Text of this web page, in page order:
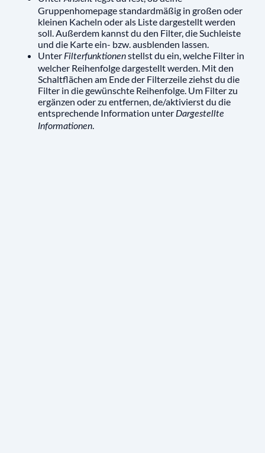
Gruppenhomepage standardmäßig in großen oder
kleinen Kacheln oder als Liste dargestellt werden
soll. Außerdem kannst du den Filter, die Suchleiste
und die Karte ein- bzw. ausblenden lassen.
UnterFilterfunktionenstellst du ein, welche Filter in
welcher Reihenfolge dargestellt werden. Mit den
Schaltflächen am Ende der Filterzeile ziehst du die
Filter in die gewünschte Reihenfolge. Um Filter zu
ergänzen oder zu entfernen, de/aktivierst du die
entsprechende Information unterDargestellte
Informationen.